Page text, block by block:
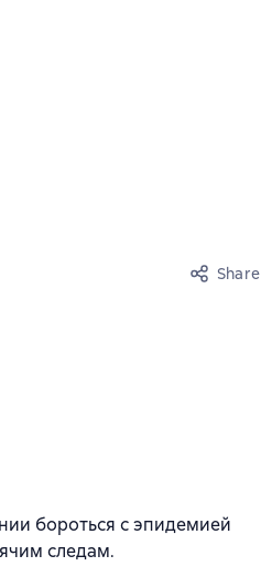
Share
бороться с эпидемией
следам.